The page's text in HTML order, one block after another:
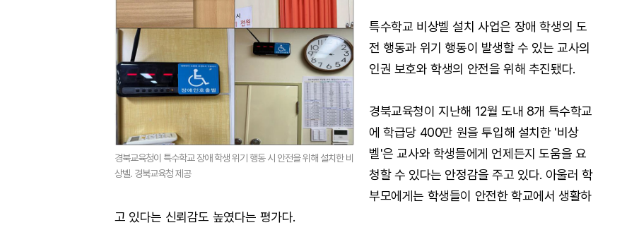
경북교육청이 특수학교 장애 학생 위기 행동 시 안전을 위해 설치한 비
상벨. 경북교육청 제공
특수학교 비상벨 설치 사업은 장애 학생의 도
전 행동과 위기 행동이 발생할 수 있는 교사의
인권 보호와 학생의 안전을 위해 추진됐다.
경북교육청이 지난해 12월 도내 8개 특수학교
에 학급당 400만 원을 투입해 설치한 '비상
벨'은 교사와 학생들에게 언제든지 도움을 요
청할 수 있다는 안정감을 주고 있다. 아울러 학
부모에게는 학생들이 안전한 학교에서 생활하
고 있다는 신뢰감도 높였다는 평가다.